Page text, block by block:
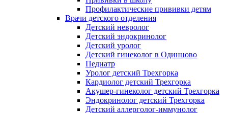
Профилактические прививки детям
Врачи детского отделения
Детский невролог
Детский эндокринолог
Детский уролог
Детский гинеколог в Одинцово
Педиатр
Уролог детский Трехгорка
Кардиолог детский Трехгорка
Акушер-гинеколог детский Трехгорка
Эндокринолог детский Трехгорка
Детский аллерголог-иммунолог